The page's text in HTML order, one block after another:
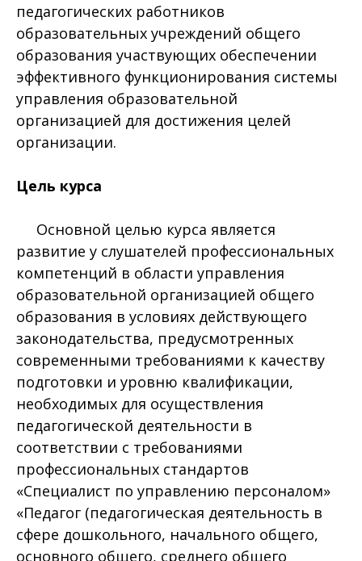
педагогических работников
образовательных учреждений общего
образования участвующих обеспечении
эффективного функционирования системы
управления образовательной
организацией для достижения целей
организации.
Цель курса
Основной целью курса является
развитие у слушателей профессиональных
компетенций в области управления
образовательной организацией общего
образования в условиях действующего
законодательства, предусмотренных
современными требованиями к качеству
подготовки и уровню квалификации,
необходимых для осуществления
педагогической деятельности в
соответствии с требованиями
профессиональных стандартов
«Специалист по управлению персоналом»
«Педагог (педагогическая деятельность в
сфере дошкольного, начального общего,
основного общего, среднего общего